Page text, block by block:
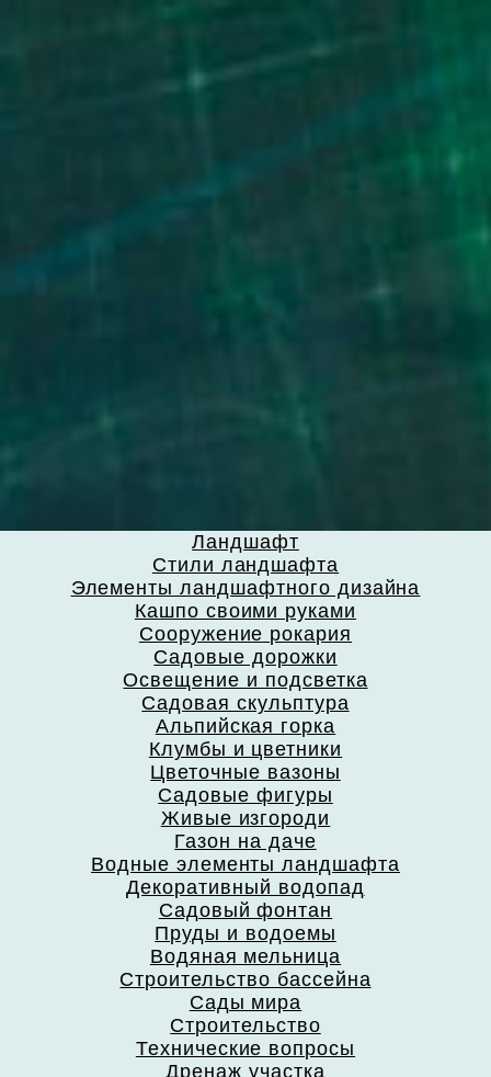
Ландшафт
Стили ландшафта
Элементы ландшафтного дизайна
Кашпо своими руками
Сооружение рокария
Садовые дорожки
Освещение и подсветка
Садовая скульптура
Альпийская горка
Клумбы и цветники
Цветочные вазоны
Садовые фигуры
Живые изгороди
Газон на даче
Водные элементы ландшафта
Декоративный водопад
Садовый фонтан
Пруды и водоемы
Водяная мельница
Строительство бассейна
Сады мира
Строительство
Технические вопросы
Дренаж участка